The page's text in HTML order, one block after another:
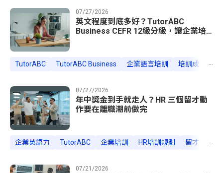
07/27/2026
英文程度到底多好？TutorABC
Business CEFR 12級分級，讓企業培
TutorABC TutorABC Business 企業語言培訓 培訓成效評估
...
07/27/2026
年中獎金到手就走人？HR 三個留才動
作要在離職潮前做完
企業英語力 TutorABC 企業培訓 HR培訓規劃 留才策略
...
07/21/2026